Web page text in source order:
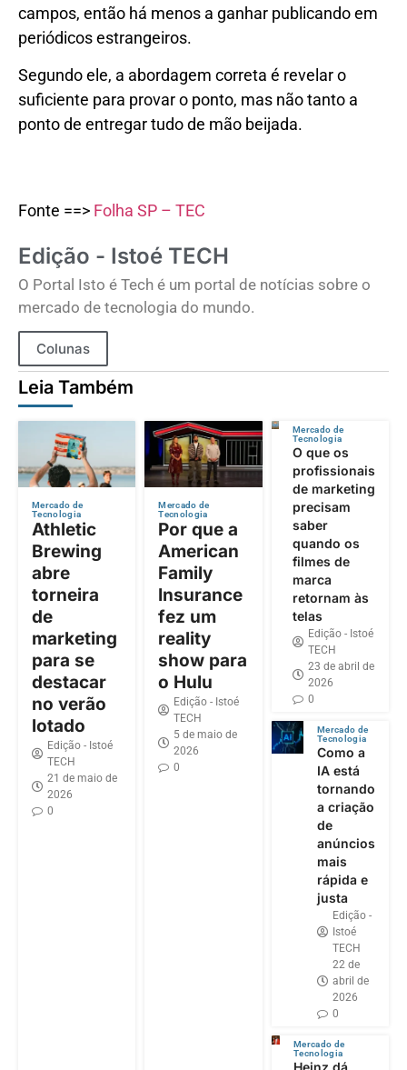
campos, então há menos a ganhar publicando em
periódicos estrangeiros.
Segundo ele, a abordagem correta é revelar o
suficiente para provar o ponto, mas não tanto a
ponto de entregar tudo de mão beijada.
Fonte ==> Folha SP – TEC
Edição - Istoé TECH
O Portal Isto é Tech é um portal de notícias sobre o
mercado de tecnologia do mundo.
Colunas
Leia Também
Mercado de
Tecnologia
Athletic
Brewing
abre
torneira
de
marketing
para se
destacar
no verão
lotado
Edição - Istoé
TECH
21 de maio de
2026
0
Mercado de
Tecnologia
Por que a
American
Family
Insurance
fez um
reality
show para
o Hulu
Edição - Istoé
TECH
5 de maio de
2026
0
Mercado de
Tecnologia
O que os
profissionais
de marketing
precisam
saber
quando os
filmes de
marca
retornam às
telas
Edição - Istoé
TECH
23 de abril de
2026
0
Mercado de
Tecnologia
Como a
IA está
tornando
a criação
de
anúncios
mais
rápida e
justa
Edição -
Istoé
TECH
22 de
abril de
2026
0
Mercado de
Tecnologia